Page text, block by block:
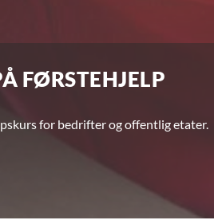
FØRSTEHJELP
for bedrifter og offentlig etater.
FØRSTEHJELP
for bedrifter og offentlig etater.